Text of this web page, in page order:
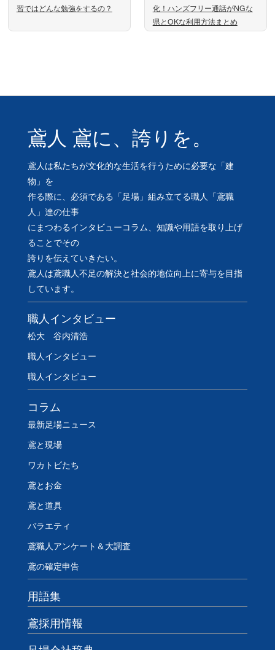
習ではどんな勉強をするの？
化！ハンズフリー通話がNGな
県とOKな利用方法まとめ
鳶人 鳶に、誇りを。
鳶人は私たちが文化的な生活を行うために必要な「建
物」を
作る際に、必須である「足場」組み立てる職人「鳶職
人」達の仕事
にまつわるインタビューコラム、知識や用語を取り上げ
ることでその
誇りを伝えていきたい。
鳶人は鳶職人不足の解決と社会的地位向上に寄与を目指
しています。
職人インタビュー
松大 谷内清浩
職人インタビュー
職人インタビュー
コラム
最新足場ニュース
鳶と現場
ワカトビたち
鳶とお金
鳶と道具
バラエティ
鳶職人アンケート＆大調査
鳶の確定申告
用語集
鳶採用情報